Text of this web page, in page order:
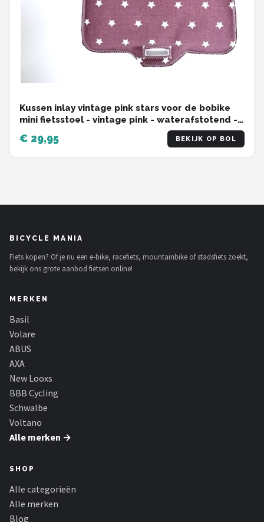
Kussen inlay vintage pink stars voor de bobike
mini fietsstoel - vintage pink - waterafstotend -
€ 29,95 BEKIJK OP BOL
BICYCLE MANIA
Fiets kopen? Of je nu een e-bike, racefiets, mountainbike of stadsfiets zoekt,
bekijk ons grote aanbod fietsen online!
MERKEN
Basil
Volare
ABUS
AXA
New Looxs
BBB Cycling
Schwalbe
Voltano
Alle merken →
SHOP
Alle categorieën
Alle merken
Blog